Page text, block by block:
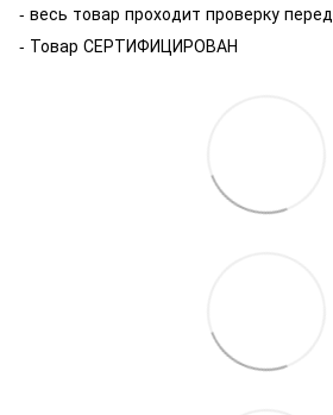
- весь товар проходит проверку
- Товар СЕРТИФИЦИРОВАН